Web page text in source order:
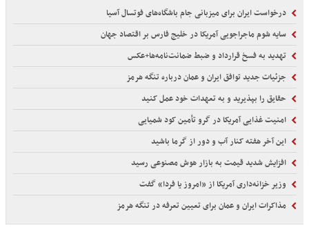
درخواست ایران برای میزبانی جام باشگاه‌های فوتسال آسیا
سایه شوم ماجراجویی آمریکا در خلیج فارس بر اقتصاد جهان
تهدید به فسخ قرارداد و ضبط ضمانت‌نامه‌ها+عکس
جزئیات جدید توافق ایران و عمان درباره تنگه هرمز
حقایق را بپذیرید و به تعهدات خود عمل کنید
امنیت غذایی آمریکا در گرو تأمین کود شمیایی
این آخر هفته کنار آب و دور از گرما باشید
افزایش شدید قیمت به بازار هوش مصنوعی رسید
وزیر خزانه‌داری آمریکا از «امروز یا فردا» گفت
مذاکرات ایران و عمان برای تعیین تعرفه در تنگه هرمز